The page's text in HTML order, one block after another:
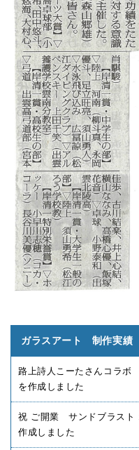
ガラスアート 制作実績
路上詩人こーたさんコラ
を作成しました
祝 ご開業 サンドブラスト
作成しました